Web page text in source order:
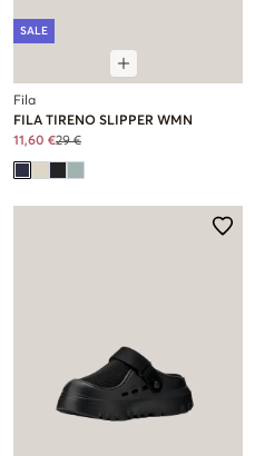
SALE
Fila
FILA TIRENO SLIPPER WMN
11,60 €29 €